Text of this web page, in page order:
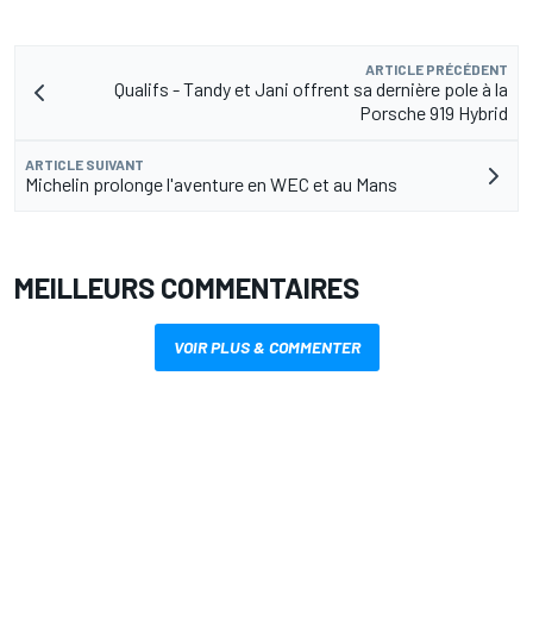
ARTICLE PRÉCÉDENT
Qualifs - Tandy et Jani offrent sa dernière pole à la
Porsche 919 Hybrid
ARTICLE SUIVANT
Michelin prolonge l'aventure en WEC et au Mans
MEILLEURS COMMENTAIRES
VOIR PLUS & COMMENTER